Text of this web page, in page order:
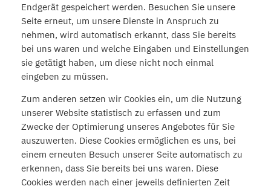
Endgerät gespeichert werden. Besuchen Sie unsere
Seite erneut, um unsere Dienste in Anspruch zu
nehmen, wird automatisch erkannt, dass Sie bereits
bei uns waren und welche Eingaben und Einstellungen
sie getätigt haben, um diese nicht noch einmal
eingeben zu müssen.
Zum anderen setzen wir Cookies ein, um die Nutzung
unserer Website statistisch zu erfassen und zum
Zwecke der Optimierung unseres Angebotes für Sie
auszuwerten. Diese Cookies ermöglichen es uns, bei
einem erneuten Besuch unserer Seite automatisch zu
erkennen, dass Sie bereits bei uns waren. Diese
Cookies werden nach einer jeweils definierten Zeit